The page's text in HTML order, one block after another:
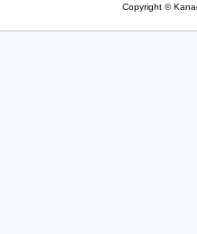
Copyright ©